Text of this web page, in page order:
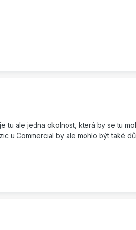
tu ale jedna okolnost, která by se tu
u Commercial by ale mohlo být také